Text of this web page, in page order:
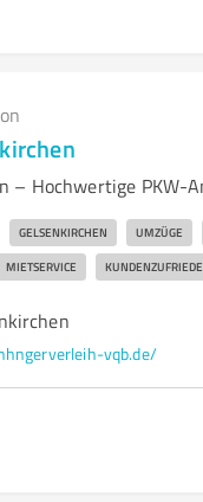
– Hochwertige PKW-
GELSENKIRCHEN UMZÜGE
MIETSERVICE
vqb.de/